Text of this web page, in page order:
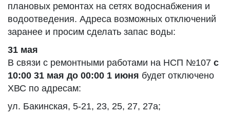
плановых ремонтах на сетях водоснабжения и
водоотведения. Адреса возможных отключений
заранее и просим сделать запас воды:
31 мая
В связи с ремонтными работами на НСП №107 с
10:00 31 мая до 00:00 1 июня будет отключено
ХВС по адресам:
ул. Бакинская, 5-21, 23, 25, 27, 27а;